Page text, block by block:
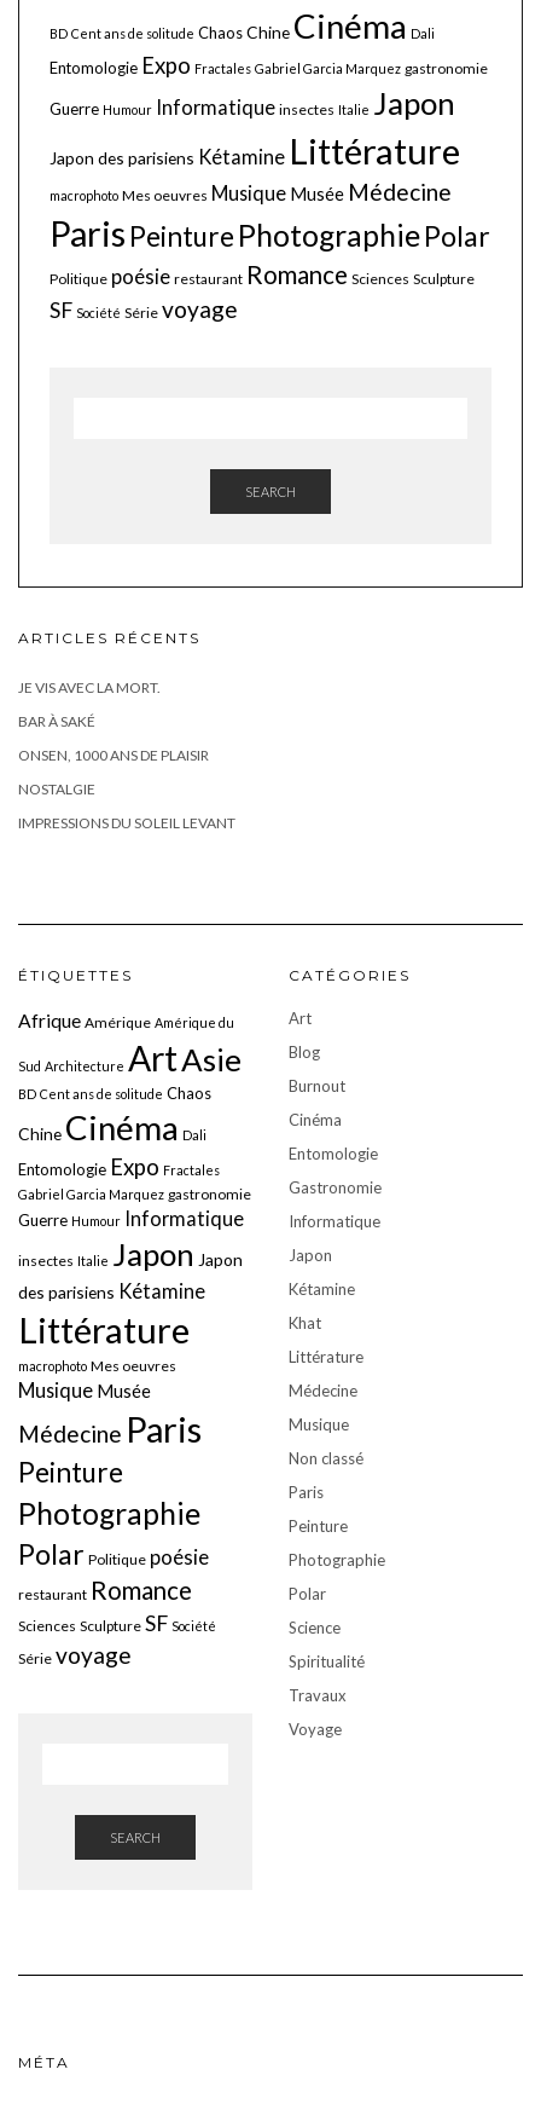
BD Cent ans de solitude ChaosChine Cinéma Dali
Entomologie Expo Fractales Gabriel Garcia Marquez gastronomie
Guerre Humour Informatique insectes Italie Japon
Japon des parisiens Kétamine Littérature
macrophoto Mes oeuvres Musique Musée Médecine
Paris Peinture PhotographiePolar
Politique poésie restaurant Romance Sciences Sculpture
SF Société Série voyage
SEARCH
ARTICLES RÉCENTS
JE VIS AVEC LA MORT.
BAR À SAKÉ
ONSEN, 1000 ANS DE PLAISIR
NOSTALGIE
IMPRESSIONS DU SOLEIL LEVANT
ÉTIQUETTES
Afrique Amérique Amérique du
Sud Architecture ArtAsie
BD Cent ans de solitude Chaos
Chine Cinéma Dali
Entomologie Expo Fractales
Gabriel Garcia Marquez gastronomie
Guerre Humour Informatique
insectes Italie Japon Japon
des parisiens Kétamine
Littérature
macrophoto Mes oeuvres
Musique Musée
Médecine Paris
Peinture
Photographie
Polar Politique poésie
restaurant Romance
Sciences Sculpture SF Société
Série voyage
SEARCH
CATÉGORIES
Art
Blog
Burnout
Cinéma
Entomologie
Gastronomie
Informatique
Japon
Kétamine
Khat
Littérature
Médecine
Musique
Non classé
Paris
Peinture
Photographie
Polar
Science
Spiritualité
Travaux
Voyage
MÉTA